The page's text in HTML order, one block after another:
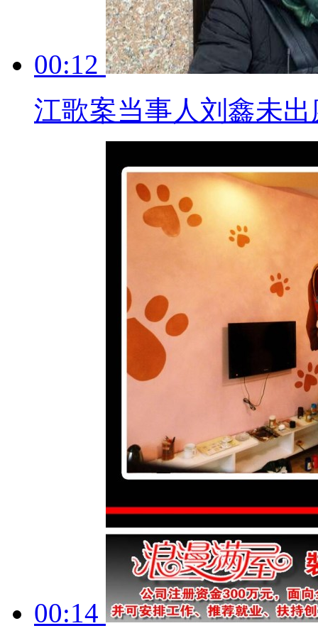
00:12
江歌案当事人刘鑫未
00:14